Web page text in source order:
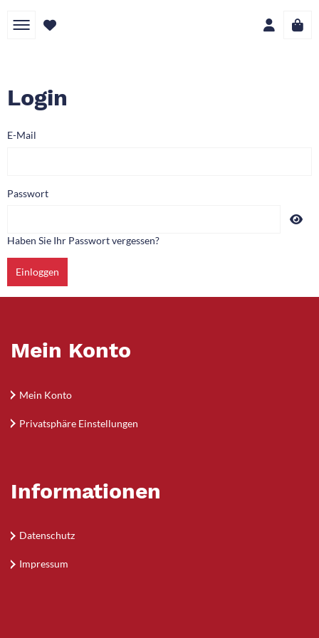
Login
E-Mail
Passwort
Haben Sie Ihr Passwort vergessen?
Einloggen
Mein Konto
Mein Konto
Privatsphäre Einstellungen
Informationen
Datenschutz
Impressum